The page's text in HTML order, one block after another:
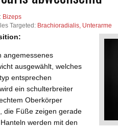
Bizeps
Targeted: Brachioradialis, Unterarme
angemessenes
ausgewählt, welches
entsprechen
ein schulterbreiter
Oberkörper
die Füße zeigen gerade
werden mit den